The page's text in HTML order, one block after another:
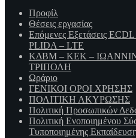
Προφίλ
Θέσεις εργασίας
Επόμενες Εξετάσεις
PLIDA – LTE
ΚΔΒΜ – ΚΕΚ –
ΤΡΙΠΟΛΗ
Ωράριο
ΓΕΝΙΚΟΙ ΟΡΟΙ ΧΡΗΣΗΣ
ΠΟΛΙΤΙΚΗ ΑΚΥΡΩΣΗΣ
Πολιτική Προσωπικών
Πολιτική Ενοποιημένου
Τυποποιημένης